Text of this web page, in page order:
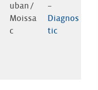
uban /
Moissa
c
–
Diagnos
tic